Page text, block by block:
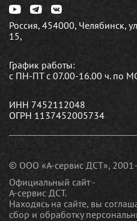
Россия, 454000, Челябинск,
15,
График работы:
с ПН-ПТ с 07.00-16.00 ч. по
ИНН 7452112048
ОГРН 1137452005734
© ООО «А-сервис ДСТ»,
Официальный сайт -
А-сервис ДСТ.
Находясь на сайте, вы
сбор и обработку